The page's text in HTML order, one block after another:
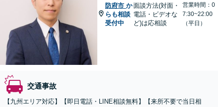
防府市 か
らも相談
受付中
面談方法(対面・
電話・ビデオな
ど)は応相談
営業時間：0
7:30~22:00
（平日）
交通事故
【九州エリア対応】【即日電話・LINE相談無料】【来所不要で当日相